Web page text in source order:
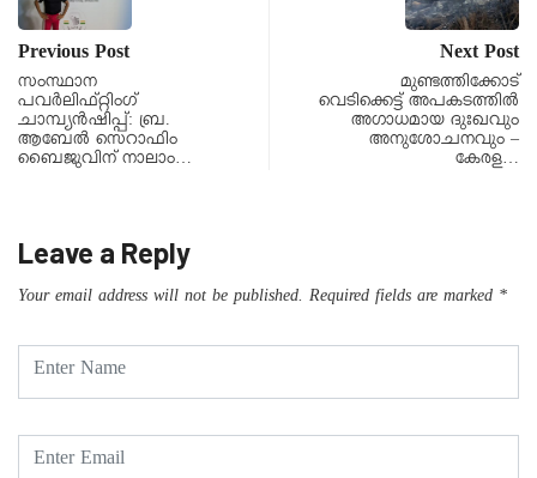
Previous Post
സംസ്ഥാന
പവര്‍ലിഫ്റ്റിംഗ്
ചാമ്പ്യന്‍ഷിപ്പ്: ബ്ര.
ആബേല്‍ സെറാഫിം
ബൈജുവിന് നാലാം…
Next Post
മുണ്ടത്തിക്കോട്
വെടിക്കെട്ട് അപകടത്തിൽ
അഗാധമായ ദുഃഖവും
അനുശോചനവും –
കേരള…
Leave a Reply
Your email address will not be published. Required fields are marked *